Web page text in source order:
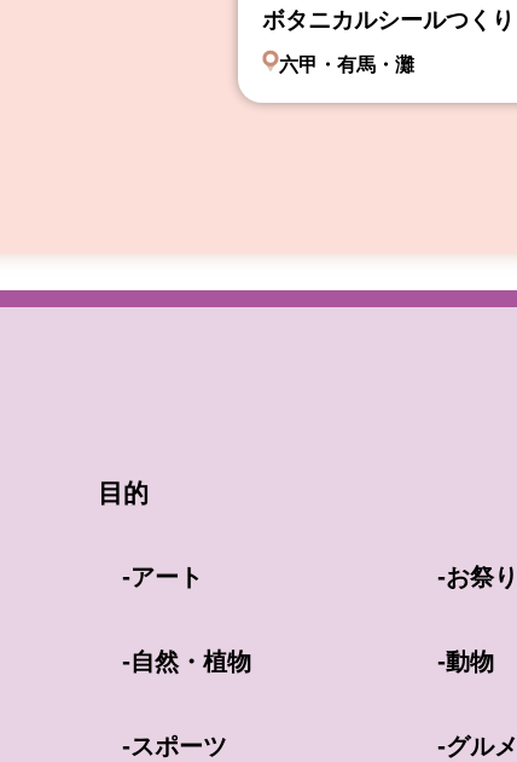
ボタニカルシールつくり
六甲・有馬・灘
目的
-アート
-自然・植物
-スポーツ
-お祭り
-動物
-グルメ